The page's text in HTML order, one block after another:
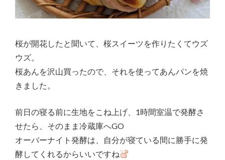
桜が開花したと聞いて、桜スイーツを作りたくてウズ
ウズ。
桜あんを沢山買ったので、それを使ってあんパンを焼
きました。
前日の寝る前に生地をこね上げ、1時間室温で発酵さ
せたら、そのまま冷蔵庫へGO
オーバーナイト発酵は、自分が寝ている間に勝手に発
酵してくれるからいいですね